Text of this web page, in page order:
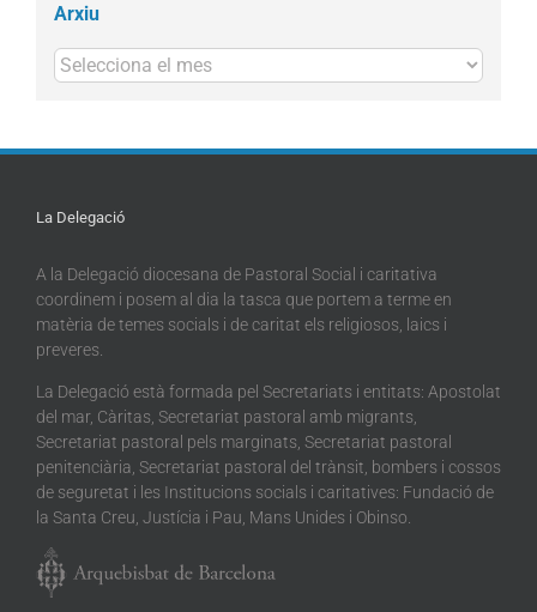
Arxiu
Arxius
La Delegació
A la Delegació diocesana de Pastoral Social i caritativa
coordinem i posem al dia la tasca que portem a terme en
matèria de temes socials i de caritat els religiosos, laics i
preveres.
La Delegació està formada pel Secretariats i entitats: Apostolat
del mar, Càritas, Secretariat pastoral amb migrants,
Secretariat pastoral pels marginats, Secretariat pastoral
penitenciària, Secretariat pastoral del trànsit, bombers i cossos
de seguretat i les Institucions socials i caritatives: Fundació de
la Santa Creu, Justícia i Pau, Mans Unides i Obinso.